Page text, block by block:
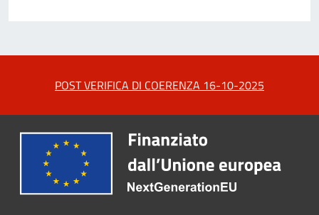
POST VERIFICA DI COERENZA 16-10-2025